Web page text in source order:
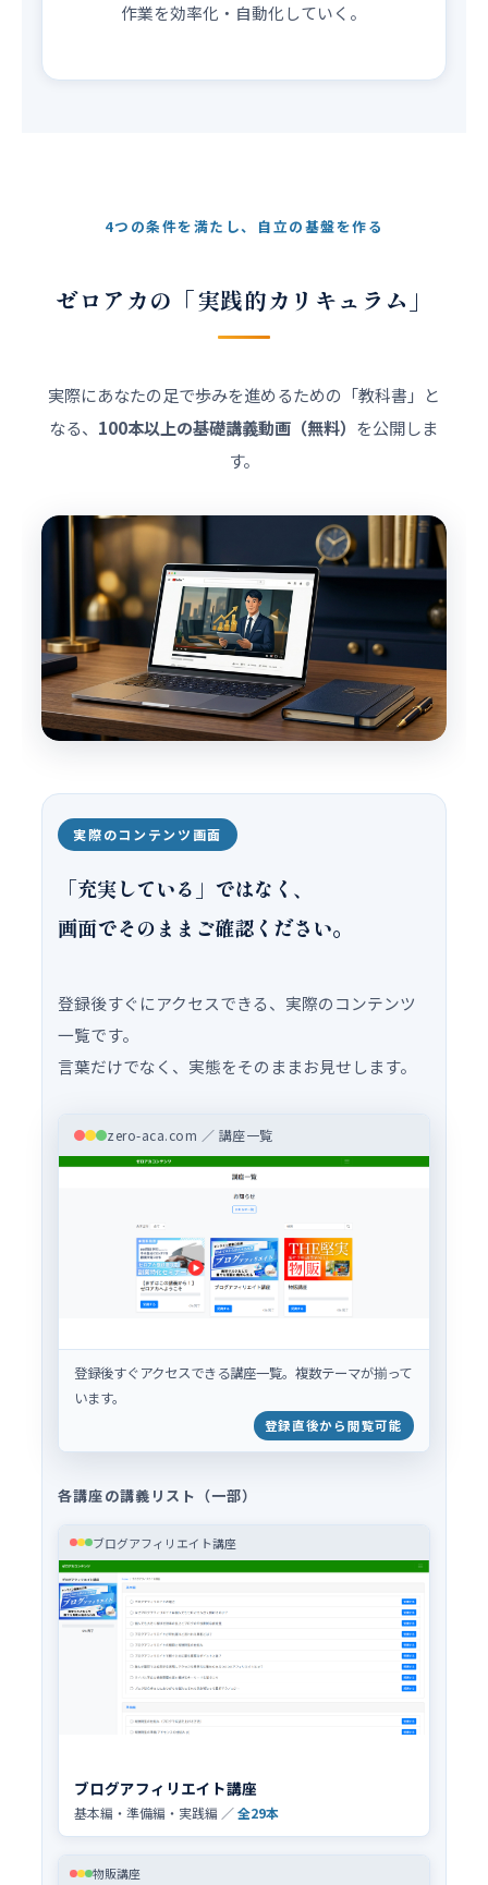
作業を効率化・自動化していく。
4つの条件を満たし、自立の基盤を作る
ゼロアカの「実践的カリキュラム」
実際にあなたの足で歩みを進めるための「教科書」と
なる、 100本以上の基礎講義動画（無料） を公開しま
す。
実際のコンテンツ画面
「充実している」ではなく、
画面でそのままご確認ください。
登録後すぐにアクセスできる、実際のコンテンツ
一覧です。
言葉だけでなく、実態をそのままお見せします。
zero-aca.com ／ 講座一覧
登録後すぐアクセスできる講座一覧。複数テーマが揃って
います。
登録直後から閲覧可能
各講座の講義リスト（一部）
ブログアフィリエイト講座
ブログアフィリエイト講座
基本編・準備編・実践編 ／全29本
物販講座